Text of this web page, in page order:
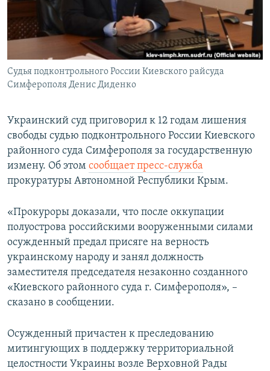
ПОБЕДИТЕЛЕЙ НЕ СУДЯТ?
КРЫМ.НЕПОКОРЕННЫЙ
УКРАИНСКАЯ ПРОБЛЕМА КРЫМА
ПРИСОЕДИНЯЙТЕСЬ!
Все сайты RFE/RL
Судья подконтрольного России Киевского райсуда
Симферополя Денис Диденко
Украинский суд приговорил к 12 годам лишения
свободы судью подконтрольного России Киевского
районного суда Симферополя за государственную
измену. Об этом сообщает пресс-служба
прокуратуры Автономной Республики Крым.
«Прокуроры доказали, что после оккупации
полуострова российскими вооруженными силами
осужденный предал присяге на верность
украинскому народу и занял должность
заместителя председателя незаконно созданного
«Киевского районного суда г. Симферополя», –
сказано в сообщении.
Осужденный причастен к преследованию
митингующих в поддержку территориальной
целостности Украины возле Верховной Рады